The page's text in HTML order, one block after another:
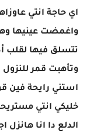
اي حاجة انتي
واغمضت عينيها
تتسلق فيها لقلب
وتأهبت قمر
استني رايحة فين
خليكي انتي
الدلع دا انا